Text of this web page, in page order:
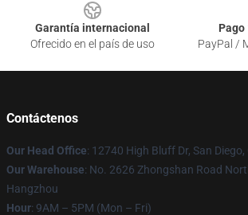
Garantía internacional
Ofrecido en el país de uso
Pago
PayPal /
Contáctenos
Our Head Office: 12740 High Bluff Dr, San Diego,
Our Warehouse: No. 2626 Zhongshan Road
Hangzhou
Hour: 9AM – 5PM (Mon – Fri)